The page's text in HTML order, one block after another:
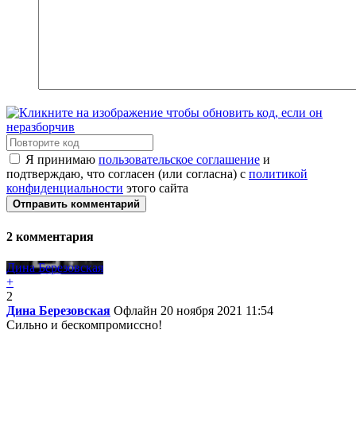
Я принимаю пользовательское соглашение и
подтверждаю, что согласен (или согласна) с политикой
конфиденциальности этого сайта
Отправить комментарий
2 комментария
Дина Березовская
+
2
Дина Березовская Офлайн 20 ноября 2021 11:54
Сильно и бескомпромиссно!